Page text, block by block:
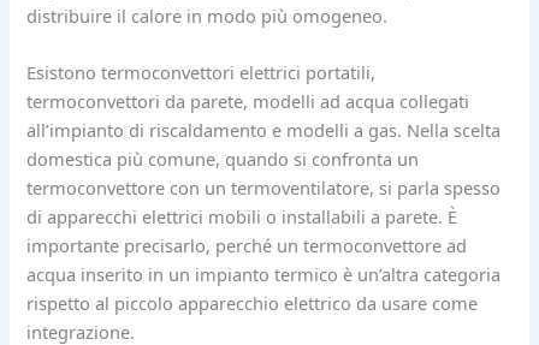
distribuire il calore in modo più omogeneo.
Esistono termoconvettori elettrici portatili,
termoconvettori da parete, modelli ad acqua collegati
all’impianto di riscaldamento e modelli a gas. Nella scelta
domestica più comune, quando si confronta un
termoconvettore con un termoventilatore, si parla spesso
di apparecchi elettrici mobili o installabili a parete. È
importante precisarlo, perché un termoconvettore ad
acqua inserito in un impianto termico è un’altra categoria
rispetto al piccolo apparecchio elettrico da usare come
integrazione.